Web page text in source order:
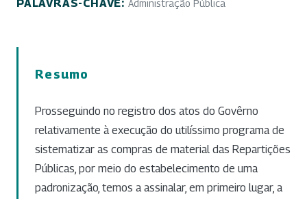
PALAVRAS-CHAVE: Administração Pública
Resumo
Prosseguindo no registro dos atos do Govêrno
relativamente à execução do utilíssimo programa de
sistematizar as compras de material das Repartições
Públicas, por meio do estabelecimento de uma
padronização, temos a assinalar, em primeiro lugar, a